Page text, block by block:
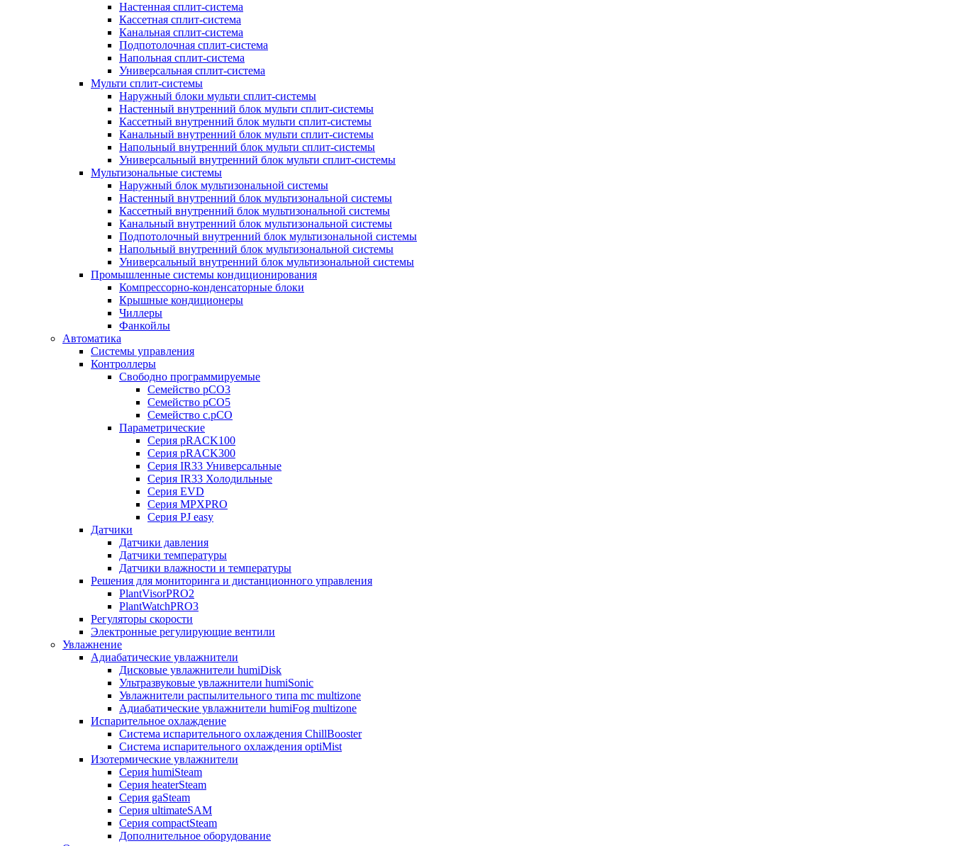
Настенная сплит-система
Кассетная сплит-система
Канальная сплит-система
Подпотолочная сплит-система
Напольная сплит-система
Универсальная сплит-система
Мульти сплит-системы
Наружный блоки мульти сплит-системы
Настенный внутренний блок мульти сплит-системы
Кассетный внутренний блок мульти сплит-системы
Канальный внутренний блок мульти сплит-системы
Напольный внутренний блок мульти сплит-системы
Универсальный внутренний блок мульти сплит-системы
Мультизональные системы
Наружный блок мультизональной системы
Настенный внутренний блок мультизональной системы
Кассетный внутренний блок мультизональной системы
Канальный внутренний блок мультизональной системы
Подпотолочный внутренний блок мультизональной системы
Напольный внутренний блок мультизональной системы
Универсальный внутренний блок мультизональной системы
Промышленные системы кондиционирования
Компрессорно-конденсаторные блоки
Крышные кондиционеры
Чиллеры
Фанкойлы
Автоматика
Системы управления
Контроллеры
Свободно программируемые
Семейство pCO3
Семейство pCO5
Семейство c.pCO
Параметрические
Серия pRACK100
Серия pRACK300
Серия IR33 Универсальные
Серия IR33 Холодильные
Серия EVD
Серия MPXPRO
Серия PJ easy
Датчики
Датчики давления
Датчики температуры
Датчики влажности и температуры
Решения для мониторинга и дистанционного управления
PlantVisorPRO2
PlantWatchPRO3
Регуляторы скорости
Электронные регулирующие вентили
Увлажнение
Адиабатические увлажнители
Дисковые увлажнители humiDisk
Ультразвуковые увлажнители humiSonic
Увлажнители распылительного типа mc multizone
Адиабатические увлажнители humiFog multizone
Испарительное охлаждение
Система испарительного охлаждения ChillBooster
Система испарительного охлаждения optiMist
Изотермические увлажнители
Серия humiSteam
Серия heaterSteam
Серия gaSteam
Серия ultimateSAM
Серия compactSteam
Дополнительное оборудование